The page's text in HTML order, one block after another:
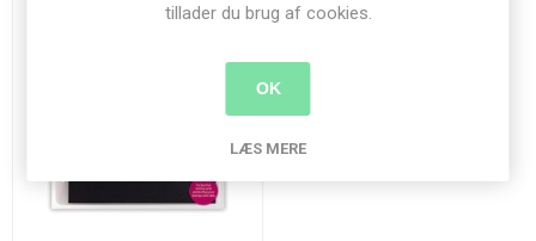
tillader du brug af cookies.
OK
LÆS MERE